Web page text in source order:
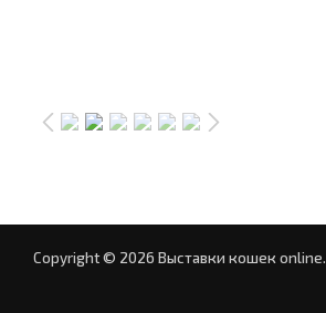
Copyright © 2026 Выставки кошек online.